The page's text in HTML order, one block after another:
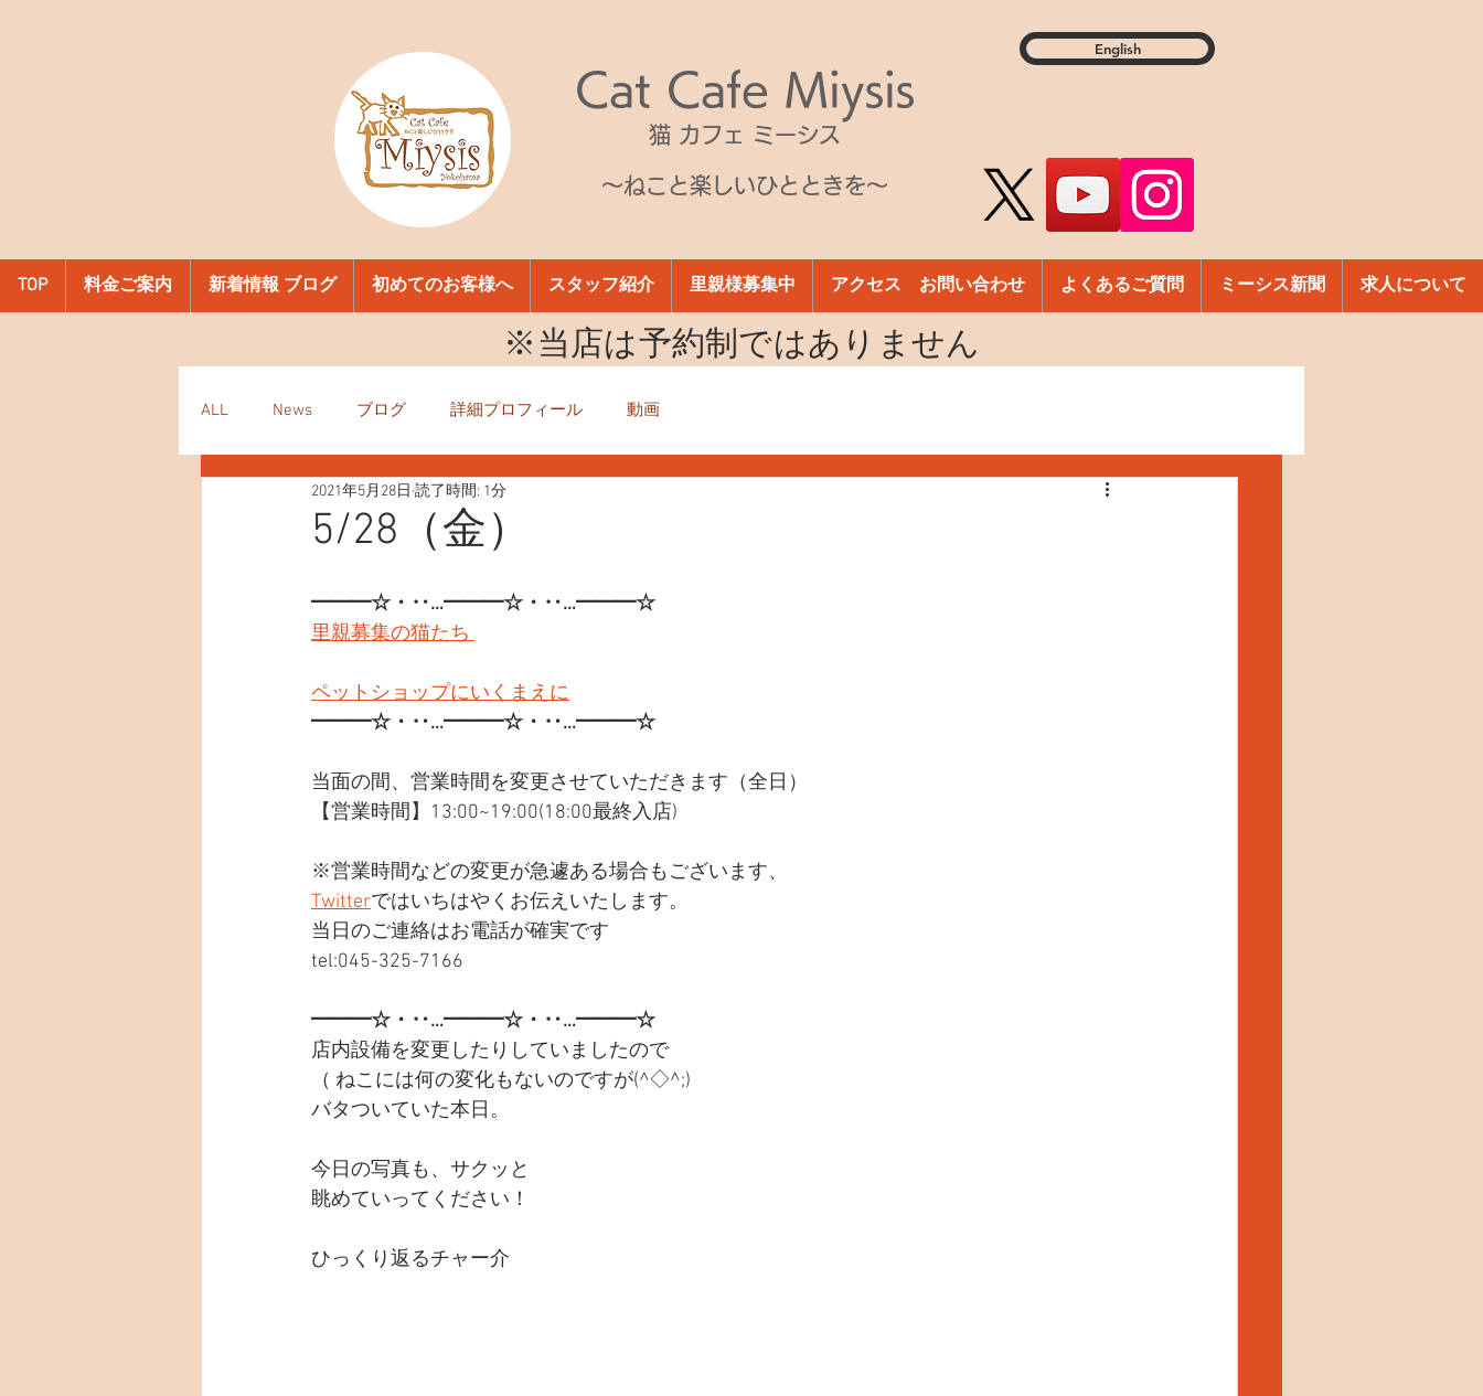
Cat Cafe Miysis
猫 カフェ ミーシス
～ねこと楽しいひとときを～
English
TOP 料金ご案内 新着情報 ブログ 初めてのお客様へ スタッフ紹介 里親様募集中 アクセス お問い合わせ よくあるご質問 ミーシス新聞 求人について
​※当店は予約制ではありません
ALL News ブログ 詳細プロフィール 動画
5/28（金）
2021年5月28日 読了時間: 1分
━━━☆・‥…━━━☆・‥…━━━☆
里親募集の猫たち
ペットショップにいくまえに
━━━☆・‥…━━━☆・‥…━━━☆
当面の間、営業時間を変更させていただきます（全日）
【営業時間】13:00~19:00(18:00最終入店)
※営業時間などの変更が急遽ある場合もございます、
Twitterではいちはやくお伝えいたします。
当日のご連絡はお電話が確実です
tel:045-325-7166
━━━☆・‥…━━━☆・‥…━━━☆
店内設備を変更したりしていましたので
（ ねこには何の変化もないのですが(^◇^;)
バタついていた本日。
今日の写真も、サクッと
眺めていってください！
ひっくり返るチャー介